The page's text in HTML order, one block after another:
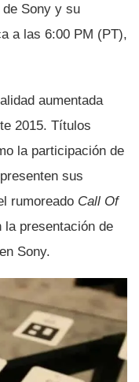
Sony y su
a las 6:00 PM (PT),
aumentada
2015. Tí­tulos
la participación de
sus
rumoreado Call Of
la presentación de
Sony.